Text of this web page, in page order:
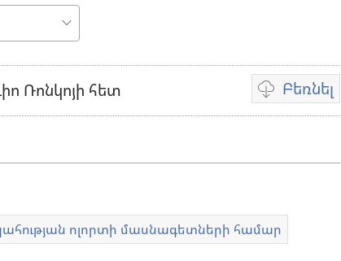
Ռոնկոյի հետ Բեռնել
Տեսանյութը
բեռնելու
ոլորտի մասնագետների համար